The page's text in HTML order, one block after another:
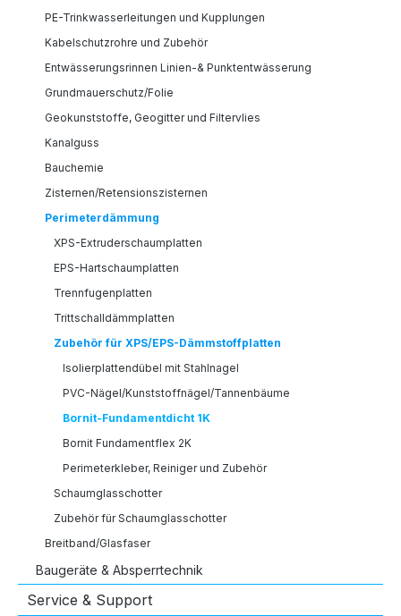
PE-Trinkwasserleitungen und Kupplungen
Kabelschutzrohre und Zubehör
Entwässerungsrinnen Linien-& Punktentwässerung
Grundmauerschutz/Folie
Geokunststoffe, Geogitter und Filtervlies
Kanalguss
Bauchemie
Zisternen/Retensionszisternen
Perimeterdämmung
XPS-Extruderschaumplatten
EPS-Hartschaumplatten
Trennfugenplatten
Trittschalldämmplatten
Zubehör für XPS/EPS-Dämmstoffplatten
Isolierplattendübel mit Stahlnagel
PVC-Nägel/Kunststoffnägel/Tannenbäume
Bornit-Fundamentdicht 1K
Bornit Fundamentflex 2K
Perimeterkleber, Reiniger und Zubehör
Schaumglasschotter
Zubehör für Schaumglasschotter
Breitband/Glasfaser
Baugeräte & Absperrtechnik
Service & Support